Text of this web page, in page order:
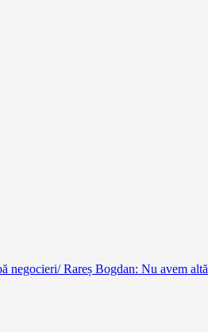
negocieri/ Rareș Bogdan: Nu avem